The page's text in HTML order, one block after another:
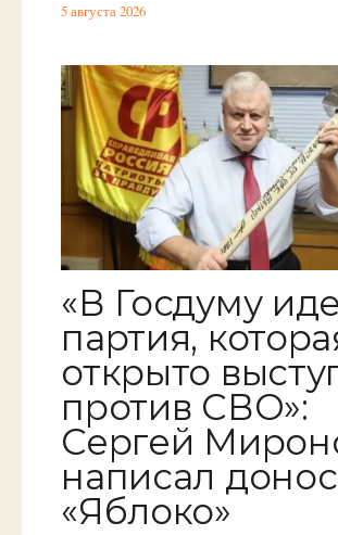
5 августа 2026
«В Госдуму
партия,
открыто
против СВО»:
Сергей
написал
«Яблоко»